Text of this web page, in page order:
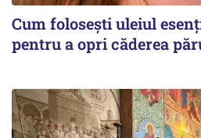
Cum folosești uleiul
pentru a opri căderea